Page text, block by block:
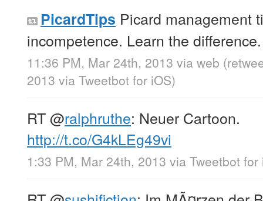
PicardTips Picard management
incompetence. Learn the difference.
11:36 PM, Mar 24th, 2013 via web
2013 via Tweetbot for iOS)
RT@ralphruthe: Neuer Cartoon.
http://t.co/G4kLEg49vi
1:33 PM, Mar 24th, 2013 via Tweetbot for